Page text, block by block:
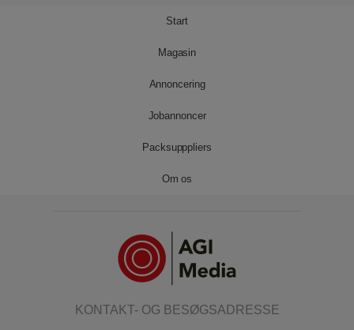
Start
Magasin
Annoncering
Jobannoncer
Packsupppliers
Om os
KONTAKT- OG BESØGSADRESSE